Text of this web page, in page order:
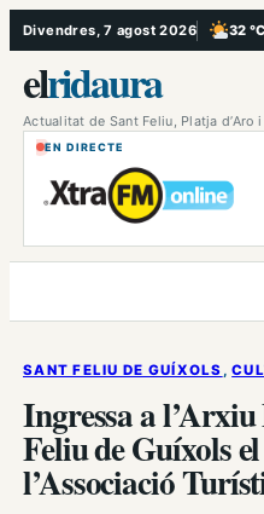
Vés
al
contingut
Divendres, 7 agost 2026 32 °C
, Poc
elridaura
Actualitat de Sant Feliu, Platja d’Aro
EN DIRECTE
SANT FELIU DE GUÍXOLS ,
Ingressa a
Feliu de Guíxols
l’Associació